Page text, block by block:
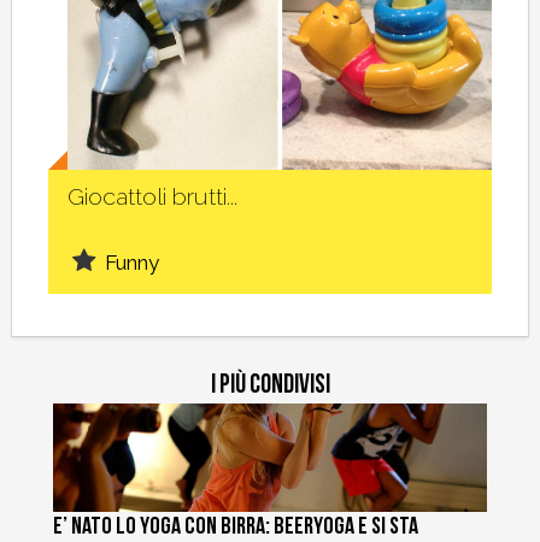
Giocattoli brutti...
Funny
Social
I più condivisi
E’ nato lo Yoga con Birra: BeerYoga e si sta